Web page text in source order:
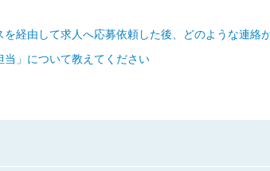
を経由して求人へ応募依頼した後、どのような連絡
当」について教えてください